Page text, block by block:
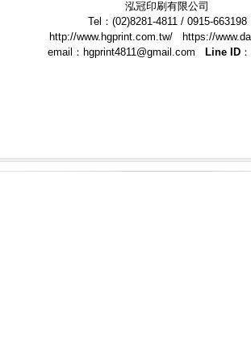
泓冠印刷有限公司
Tel：(02)8281-4811 / 0915-663198
http://www.hgprint.com.tw/ https://
email：hgprint4811@gmail.com
Line ID